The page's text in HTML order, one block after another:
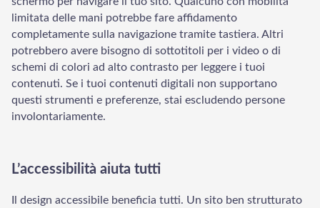
limitata delle mani potrebbe fare affidamento
completamente sulla navigazione tramite tastiera. Altri
potrebbero avere bisogno di sottotitoli per i video o di
schemi di colori ad alto contrasto per leggere i tuoi
contenuti. Se i tuoi contenuti digitali non supportano
questi strumenti e preferenze, stai escludendo persone
involontariamente.
L’accessibilità aiuta tutti
Il design accessibile beneficia tutti. Un sito ben strutturato